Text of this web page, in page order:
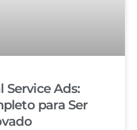
Service Ads:
para Ser